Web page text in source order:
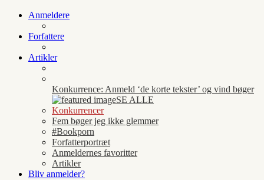
Anmeldere
Forfattere
Artikler
Konkurrence: Anmeld ‘de korte tekster’ og vind bøger
SE ALLE
Konkurrencer
Fem bøger jeg ikke glemmer
#Bookporn
Forfatterportræt
Anmeldernes favoritter
Artikler
Bliv anmelder?